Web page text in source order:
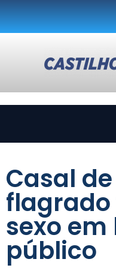
Casal
flagrado
sexo
público